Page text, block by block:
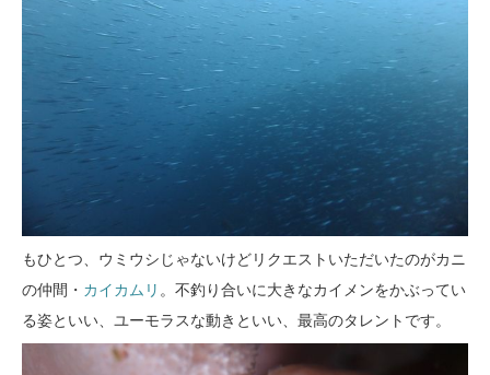
もひとつ、ウミウシじゃないけどリクエストいただいたのがカニ
の仲間・ カイカムリ 。不釣り合いに大きなカイメンをかぶってい
る姿といい、ユーモラスな動きといい、最高のタレントです。